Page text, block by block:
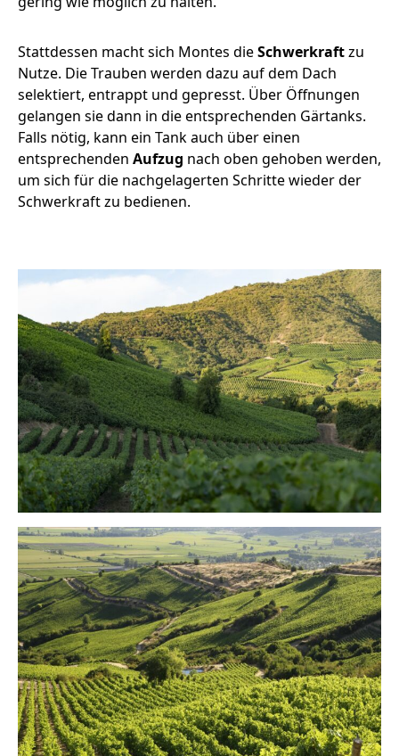
Stattdessen macht sich Montes dieSchwerkraftzu
Nutze. Die Trauben werden dazu auf dem Dach
selektiert, entrappt und gepresst. Über Öffnungen
gelangen sie dann in die entsprechenden Gärtanks.
Falls nötig, kann ein Tank auch über einen
entsprechenden Aufzug nach oben gehoben werden,
um sich für die nachgelagerten Schritte wieder der
Schwerkraft zu bedienen.